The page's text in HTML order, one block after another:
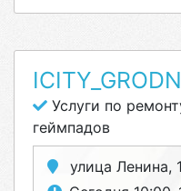
Услуги по
геймпадов
улица Ленина,